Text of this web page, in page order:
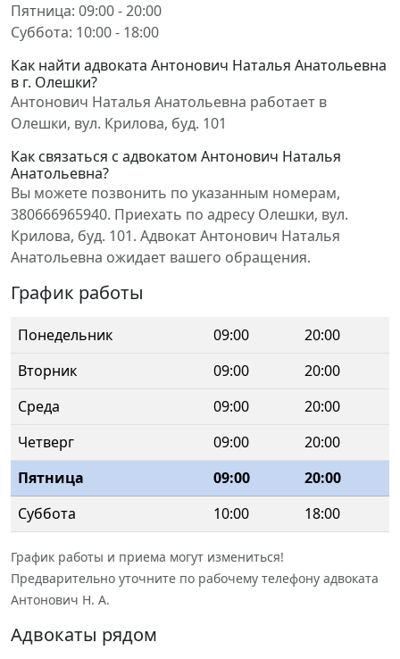
Пятница: 09:00 - 20:00
Суббота: 10:00 - 18:00
Как найти адвоката Антонович Наталья Анатольевна
в г. Олешки?
Антонович Наталья Анатольевна работает в
Олешки, вул. Крилова, буд. 101
Как связаться с адвокатом Антонович Наталья
Анатольевна?
Вы можете позвонить по указанным номерам,
380666965940. Приехать по адресу Олешки, вул.
Крилова, буд. 101. Адвокат Антонович Наталья
Анатольевна ожидает вашего обращения.
График работы
Понедельник 09:00
20:00
Вторник
09:00
20:00
Среда
09:00
20:00
Четверг
09:00
20:00
Пятница
09:00
20:00
Суббота
10:00 18:00
График работы и приема могут измениться!
Предварительно уточните по рабочему телефону адвоката
Антонович Н. А.
Адвокаты рядом